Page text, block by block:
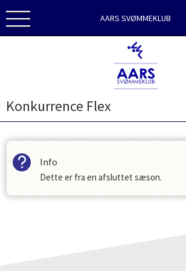
AARS SVØMMEKLUB
Konkurrence Flex
Info
Dette er fra en afsluttet sæson.